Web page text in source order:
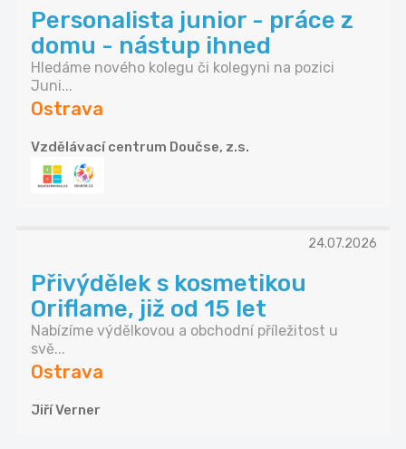
Personalista junior - práce z
domu - nástup ihned
Hledáme nového kolegu či kolegyni na pozici
Juni...
Ostrava
Vzdělávací centrum Doučse, z.s.
24.07.2026
Přivýdělek s kosmetikou
Oriflame, již od 15 let
Nabízíme výdělkovou a obchodní příležitost u
svě...
Ostrava
Jiří Verner